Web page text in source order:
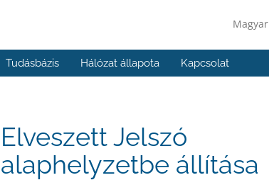
Magyar
Tudásbázis Hálózat állapota Kapcsolat
Elveszett Jelszó
alaphelyzetbe állítása